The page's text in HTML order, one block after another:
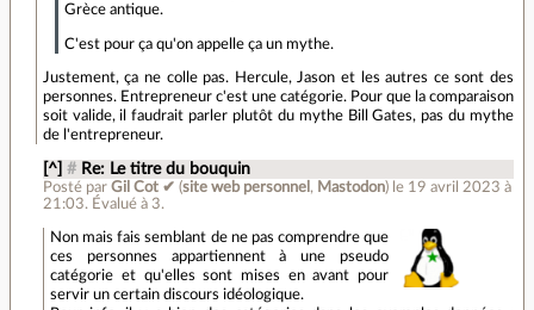
Grèce antique.
C'est pour ça qu'on appelle ça un mythe.
Justement, ça ne colle pas. Hercule, Jason et les autres ce sont des
personnes. Entrepreneur c'est une catégorie. Pour que la comparaison
soit valide, il faudrait parler plutôt du mythe Bill Gates, pas du mythe
de l'entrepreneur.
[^] # Re: Le titre du bouquin
Posté parGil Cot ✔ (site web personnel , Mastodon) le 19 avril 2023 à
21:03. Évalué à 3.
Non mais fais semblant de ne pas comprendre que
ces personnes appartiennent à une pseudo
catégorie et qu'elles sont mises en avant pour
servir un certain discours idéologique.